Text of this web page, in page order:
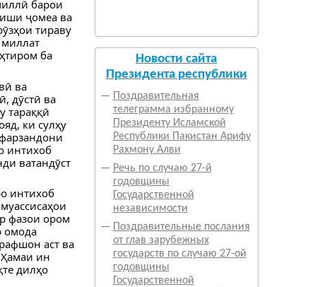
барои
ҷомеа ва
тираву
ба
ва
дӯстӣ ва
тараққӣ
ки сулҳу
интихоб
ватандӯст
интихоб
фазои ором
омода
аст ва
ин
дилҳо
Новости сайта
Президента республики
—
Поздравительная
телеграмма избранному
Президенту Исламской
Республики Пакистан Арифу
Рахмону Алви
— Речь по случаю 27-й
годовщины
Государственной
независимости
—
Поздравительные послания
от глав зарубежных
государств по случаю 27-ой
годовщины
Государственной